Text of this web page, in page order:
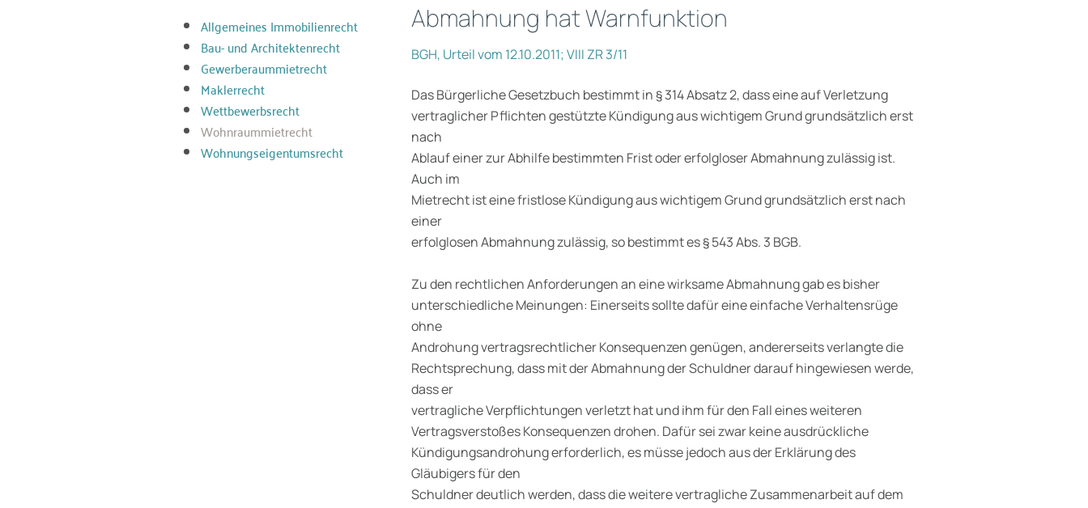
Allgemeines Immobilienrecht
Bau- und Architektenrecht
Gewerberaummietrecht
Maklerrecht
Wettbewerbsrecht
Wohnraummietrecht
Wohnungseigentumsrecht
Abmahnung hat Warnfunktion
BGH, Urteil vom 12.10.2011; VIII ZR 3/11
Das Bürgerliche Gesetzbuch bestimmt in § 314 Absatz 2, dass eine auf Verletzung
vertraglicher Pflichten gestützte Kündigung aus wichtigem Grund grundsätzlich erst
nach
Ablauf einer zur Abhilfe bestimmten Frist oder erfolgloser Abmahnung zulässig ist.
Auch im
Mietrecht ist eine fristlose Kündigung aus wichtigem Grund grundsätzlich erst nach
einer
erfolglosen Abmahnung zulässig, so bestimmt es § 543 Abs. 3 BGB.
Zu den rechtlichen Anforderungen an eine wirksame Abmahnung gab es bisher
unterschiedliche Meinungen: Einerseits sollte dafür eine einfache Verhaltensrüge
ohne
Androhung vertragsrechtlicher Konsequenzen genügen, andererseits verlangte die
Rechtsprechung, dass mit der Abmahnung der Schuldner darauf hingewiesen werde,
dass er
vertragliche Verpflichtungen verletzt hat und ihm für den Fall eines weiteren
Vertragsverstoßes Konsequenzen drohen. Dafür sei zwar keine ausdrückliche
Kündigungsandrohung erforderlich, es müsse jedoch aus der Erklärung des
Gläubigers für den
Schuldner deutlich werden, dass die weitere vertragliche Zusammenarbeit auf dem